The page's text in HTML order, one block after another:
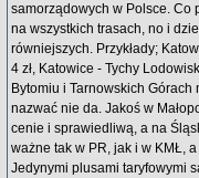
samorządowych w Polsce. Co
na wszystkich trasach, no i
równiejszych. Przykłady;
4 zł, Katowice - Tychy
Bytomiu i Tarnowskich
nazwać nie da. Jakoś w
cenie i sprawiedliwą, a na
ważne tak w PR, jak i w KMŁ,
Jedynymi plusami taryfowymi